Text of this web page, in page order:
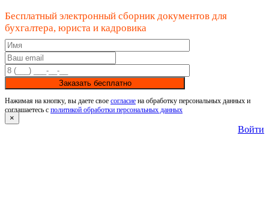
Бесплатный электронный сборник документов для
бухгалтера, юриста и кадровика
Заказать бесплатно
Нажимая на кнопку, вы даете свое согласие на обработку персональных данных и
соглашаетесь с политикой обработки персональных данных
×
Войти